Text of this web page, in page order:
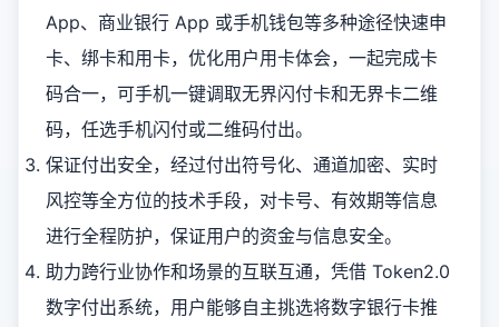
App、商业银行 App 或手机钱包等多种途径快速申
卡、绑卡和用卡，优化用户用卡体会，一起完成卡
码合一，可手机一键调取无界闪付卡和无界卡二维
码，任选手机闪付或二维码付出。
保证付出安全，经过付出符号化、通道加密、实时
风控等全方位的技术手段，对卡号、有效期等信息
进行全程防护，保证用户的资金与信息安全。
助力跨行业协作和场景的互联互通，凭借 Token2.0
数字付出系统，用户能够自主挑选将数字银行卡推